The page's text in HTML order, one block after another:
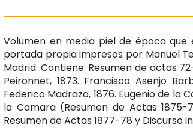
Volumen en media piel de época que
portada propia impresos por Manuel
Madrid. Contiene: Resumen de actas
Peironnet, 1873. Francisco Asenjo
Federico Madrazo, 1876. Eugenio de la
la Camara (Resumen de Actas 1875-
Resumen de Actas 1877-78 y Discurso